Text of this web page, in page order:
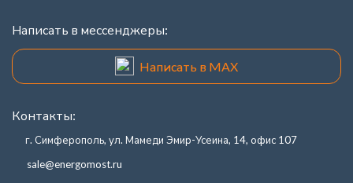
Написать в мессенджеры:
Написать в MAX
Контакты:
г. Симферополь, ул. Мамеди Эмир-Усеина, 14, офис 107
sale@energomost.ru